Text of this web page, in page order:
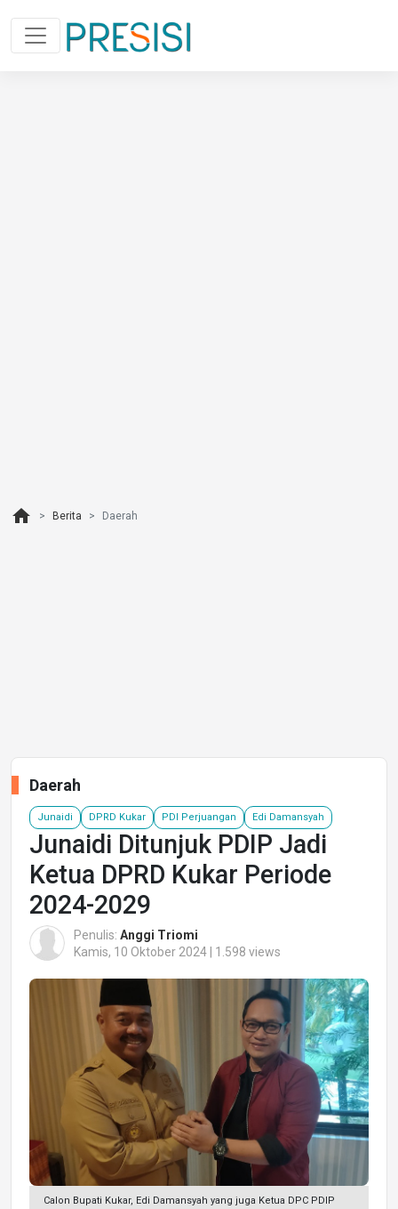
home Berita Daerah
Daerah
Junaidi DPRD Kukar PDI Perjuangan Edi Damansyah
Junaidi Ditunjuk PDIP Jadi
Ketua DPRD Kukar Periode
2024-2029
Penulis: Anggi Triomi
Kamis, 10 Oktober 2024 | 1.598 views
Calon Bupati Kukar, Edi Damansyah yang juga Ketua DPC PDIP